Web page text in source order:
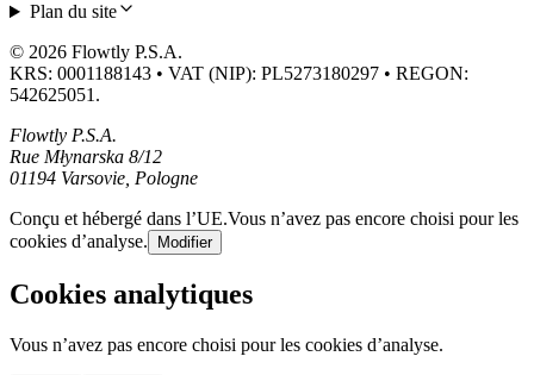
Plan du site
© 2026 Flowtly P.S.A.
KRS: 0001188143 • VAT (NIP): PL5273180297 • REGON:
542625051.
Flowtly P.S.A.
Rue Młynarska 8/12
01194 Varsovie, Pologne
Conçu et hébergé dans l’UE.Vous n’avez pas encore choisi pour les
cookies d’analyse.
Modifier
Cookies analytiques
Vous n’avez pas encore choisi pour les cookies d’analyse.